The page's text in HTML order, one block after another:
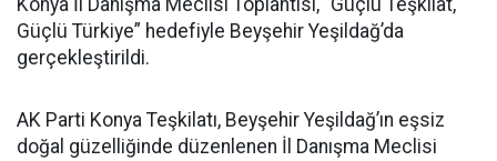
Konya İl Danışma Meclisi Toplantısı, “Güçlü Teşkilat,
Güçlü Türkiye” hedefiyle Beyşehir Yeşildağ’da
gerçekleştirildi.
AK Parti Konya Teşkilatı, Beyşehir Yeşildağ’ın eşsiz
doğal güzelliğinde düzenlenen İl Danışma Meclisi